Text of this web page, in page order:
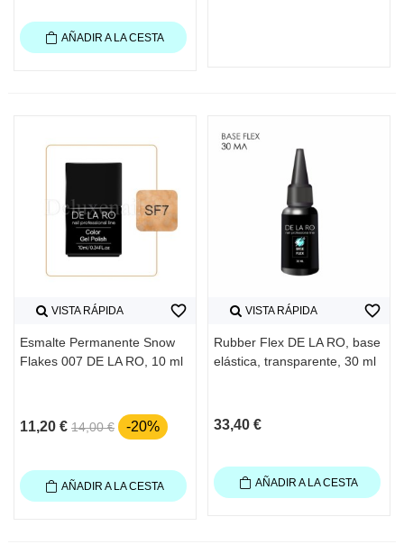
AÑADIR A LA CESTA
VISTA RÁPIDA
Esmalte Permanente Snow
Flakes 007 DE LA RO, 10 ml
11,20 € 14,00 € -20%
favorite_border
AÑADIR A LA CESTA
VISTA RÁPIDA
Rubber Flex DE LA RO, base
elástica, transparente, 30 ml
33,40 €
favorite_border
AÑADIR A LA CESTA